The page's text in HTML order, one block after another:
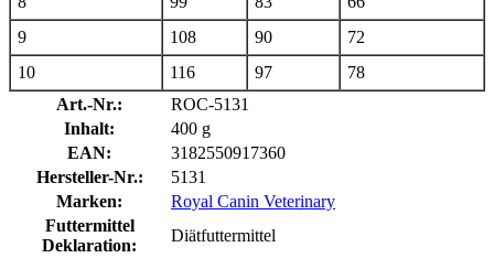
9
108 90
72
10
116 97
78
Art.-Nr.:
ROC-5131
Inhalt:
400 g
EAN:
3182550917360
Hersteller-Nr.:
5131
Marken:
Royal Canin Veterinary
Futtermittel
Deklaration:
Diätfuttermittel